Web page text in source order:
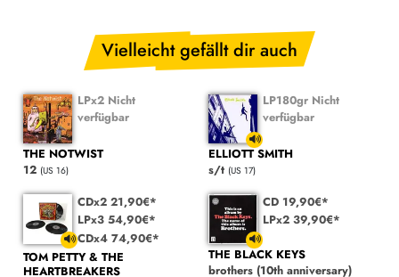
Vielleicht gefällt dir auch
LPx2 Nicht
verfügbar
THE NOTWIST
12 (US 16)
LP180gr Nicht
verfügbar
ELLIOTT SMITH
s/t (US 17)
CDx2 21,90€*
LPx3 54,90€*
CDx4 74,90€*
TOM PETTY & THE
HEARTBREAKERS
CD 19,90€*
LPx2 39,90€*
THE BLACK KEYS
brothers (10th anniversary)